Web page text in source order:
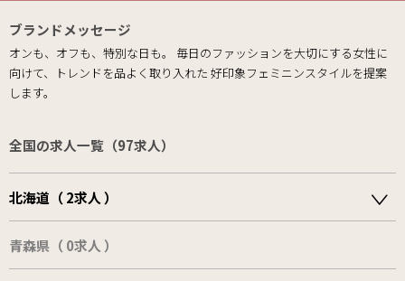
ブランドメッセージ
オンも、オフも、特別な日も。 毎日のファッションを大切にする女性に
向けて、トレンドを品よく取り入れた 好印象フェミニンスタイルを提案
します。
全国の求人一覧（97求人）
北海道（ 2求人 ）
青森県（ 0求人 ）